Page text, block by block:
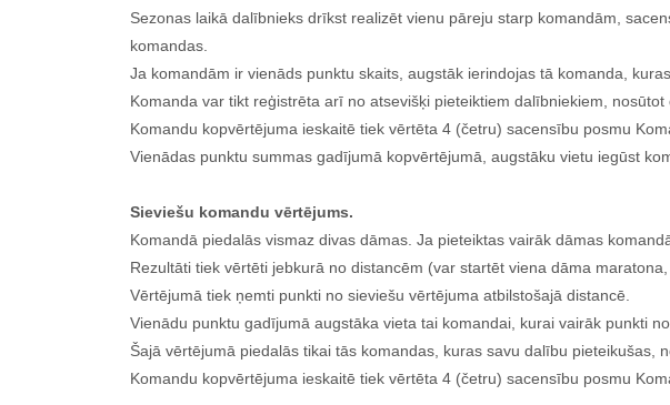
Sezonas laikā dalībnieks drīkst realizēt vienu pāreju starp komandām,
komandas.
Ja komandām ir vienāds punktu skaits, augstāk ierindojas tā komanda,
Komanda var tikt reģistrēta arī no atsevišķi pieteiktiem dalībniekiem,
Komandu kopvērtējuma ieskaitē tiek vērtēta 4 (četru) sacensību posmu
Vienādas punktu summas gadījumā kopvērtējumā, augstāku vietu iegūst
Sieviešu komandu vērtējums.
Komandā piedalās vismaz divas dāmas. Ja pieteiktas vairāk dāmas
Rezultāti tiek vērtēti jebkurā no distancēm (var startēt viena dāma
Vērtējumā tiek ņemti punkti no sieviešu vērtējuma atbilstošajā distancē.
Vienādu punktu gadījumā augstāka vieta tai komandai, kurai vairāk punkti
Šajā vērtējumā piedalās tikai tās komandas, kuras savu dalību
Komandu kopvērtējuma ieskaitē tiek vērtēta 4 (četru) sacensību posmu